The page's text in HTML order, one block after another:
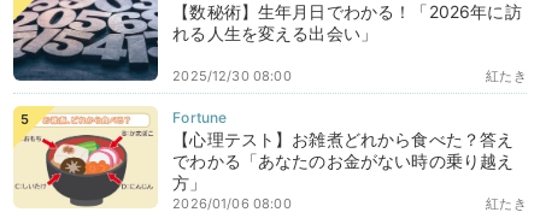
【数秘術】生年月日でわかる！「2026年に訪
れる人生を変える出会い」
紅たき
2025/12/30 08:00
【心理テスト】お雑煮どれから食べた？答え
でわかる「あなたのお金がない時の乗り越え
方」
紅たき
2026/01/06 08:00